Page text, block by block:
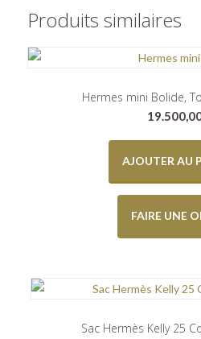
Produits similaires
Hermes mini Bolide,
AJOUTER AU
FAIRE UNE
Sac Hermès Kelly 25